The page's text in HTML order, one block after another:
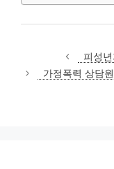
피성
가정폭력 상담